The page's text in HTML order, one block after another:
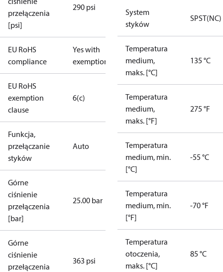
przełączenia
[psi]
290 psi
EU RoHS
compliance
Yes with
exemptions
EU RoHS
exemption
clause
6(c)
Funkcja,
przełączanie
styków
Auto
Górne
ciśnienie
przełączenia
[bar]
25.00 bar
Górne
ciśnienie
przełączenia
363 psi
System
styków
SPST(NC)
Temperatura
medium,
maks. [°C]
135 °C
Temperatura
medium,
maks. [°F]
275 °F
Temperatura
medium, min.
[°C]
-55 °C
Temperatura
medium, min.
[°F]
-70 °F
Temperatura
otoczenia,
maks. [°C]
85 °C